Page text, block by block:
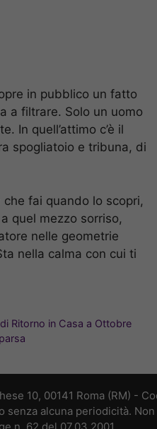
in pubblico un fatto
a filtrare. Solo un uomo
In quell’attimo c’è il
spogliatoio e tribuna, di
fai quando lo scopri,
quel mezzo sorriso,
nelle geometrie
nella calma con cui ti
Ritorno in Casa a Ottobre
10, 00141 Roma (RM) -
alcuna periodicità.
n. 62 del 07.03.2001